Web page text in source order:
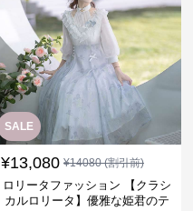
SALE
¥13,080 ¥14080(割引前)
ロリータファッション 【クラシ
カルロリータ】優雅な姫君のテ